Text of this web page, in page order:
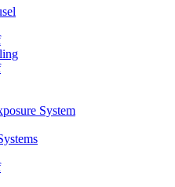
System